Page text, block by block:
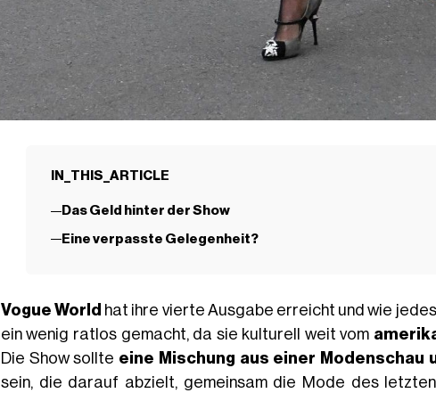
IN_THIS_ARTICLE
Das Geld hinter der Show
Eine verpasste Gelegenheit?
Vogue World hat ihre vierte Ausgabe erreicht und wie
ein wenig ratlos gemacht, da sie kulturell weit vom
Die Show sollte eine Mischung aus einer
sein, die darauf abzielt, gemeinsam die Mode des